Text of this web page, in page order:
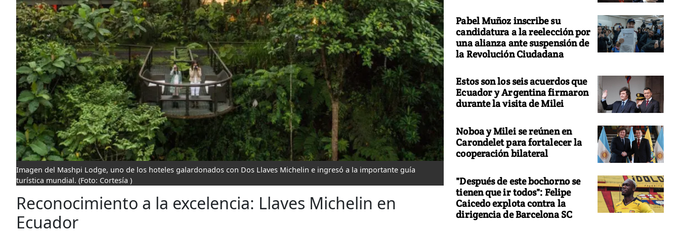
Imagen del Mashpi Lodge, uno de los hoteles galardonados con Dos Llaves Michelin e ingresó a la importante guía
turística mundial. (Foto: Cortesía )
Reconocimiento a la excelencia: Llaves Michelin en
Ecuador
Pabel Muñoz inscribe su
candidatura a la reelección por
una alianza ante suspensión de
la Revolución Ciudadana
Estos son los seis acuerdos que
Ecuador y Argentina firmaron
durante la visita de Milei
Noboa y Milei se reúnen en
Carondelet para fortalecer la
cooperación bilateral
"Después de este bochorno se
tienen que ir todos": Felipe
Caicedo explota contra la
dirigencia de Barcelona SC